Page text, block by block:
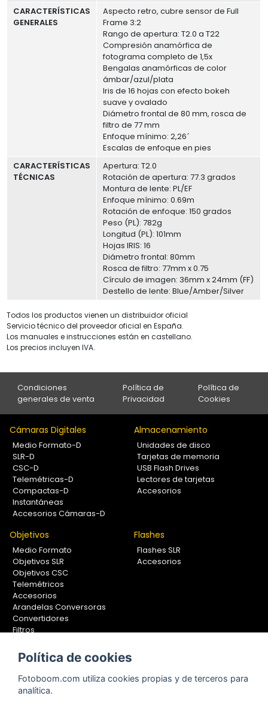
CARACTERÍSTICAS
GENERALES
Aspecto retro, cubre sensor de Full
Frame 3:2
Rango de apertura: T2.0 a T22
Compresión anamórfica de
fotograma completo de 1,5x
Bengalas anamórficas de color
ámbar/azul/plata
Iris de 16 hojas con efecto bokeh
suave y ovalado
Diámetro frontal de 80 mm, rosca de
filtro de 77 mm
Enfoque mínimo: 2,26´
Escalas de enfoque en pies
CARACTERÍSTICAS
TÉCNICAS
Apertura: T2.0
Rotación de apertura: 77.3 grados
Montura de lente: PL/EF
Enfoque mínimo: 0.69m
Rotación de enfoque: 150 grados
Peso (PL): 782g
Longitud (PL): 101mm
Hojas IRIS: 16
Diámetro frontal: 80mm
Rosca de filtro: 77mm x 0.75
Círculo de imagen: 36mm x 24mm (FF)
Destello de lente: Blue/Amber/Silver
Todos los productos vienen un distribuidor oficial
Servicio técnico del proveedor oficial en España.
Los manuales e instrucciones están en castellano.
Los precios incluyen IVA.
Condiciones
generales de venta
Política de
Privacidad
Política de
Cookies
Cámaras Digitales
Medio Formato-D
SLR-D
CSC-D
Telemétricas-D
Compactas-D
Instantáneas
Accesorios Cámaras-D
Almacenamiento
Unidades de disco
Tarjetas de memoria
USB Flash Drives
Lectores de tarjetas
Accesorios
Objetivos
Medio Formato
Objetivos SLR
Objetivos CSC
Telemétricos
Accesorios
Arandelas Conversoras
Convertidores
Filtros
Calibradores
Flashes
Flashes SLR
Accesorios
Soportes Fotografía
Monopiés
Política de cookies
Fotoboom.com utiliza cookies propias y de terceros para
analítica.